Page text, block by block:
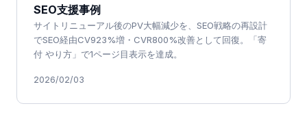
SEO支援事例
サイトリニューアル後のPV大幅減少を、SEO戦略の再設計
でSEO経由CV923%増・CVR800%改善として回復。「寄
付 やり方」で1ページ目表示を達成。
2026/02/03